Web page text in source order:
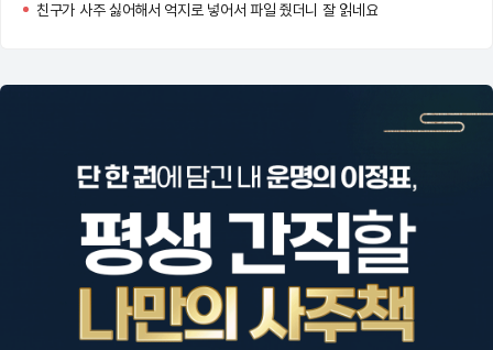
친구가 사주 싫어해서 억지로 넣어서 파일 줬더니 잘 읽네요